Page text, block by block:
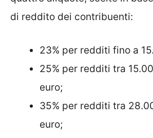
di reddito dei contribuenti:
23% per redditi fino a
25% per redditi tra
euro;
35% per redditi tra
euro;